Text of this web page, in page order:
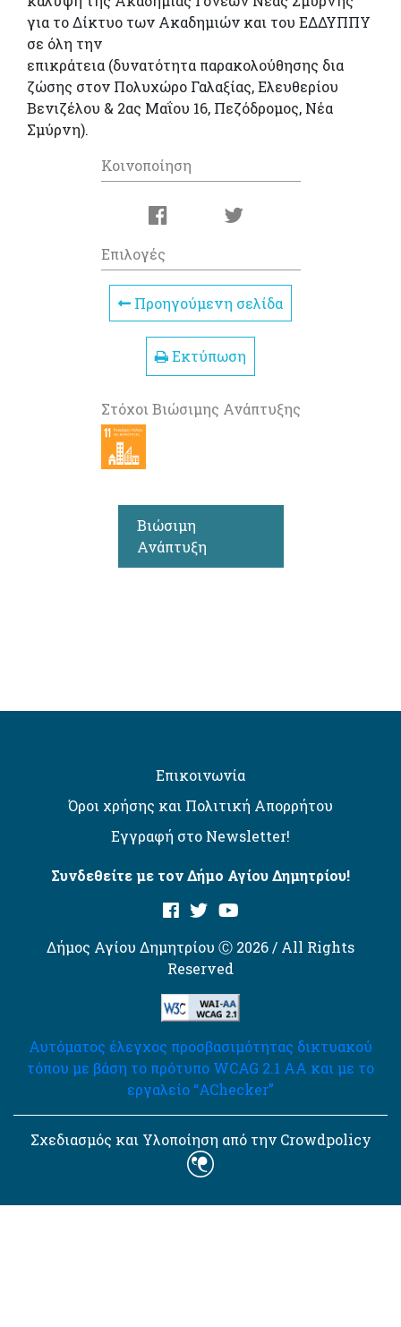
για το Δίκτυο των Ακαδημιών και του ΕΔΔΥΠΠΥ
σε όλη την
επικράτεια (δυνατότητα παρακολούθησης δια
ζώσης στον Πολυχώρο Γαλαξίας, Ελευθερίου
Βενιζέλου & 2ας Μαΐου 16, Πεζόδρομος, Νέα
Σμύρνη).
Κοινοποίηση
Επιλογές
Προηγούμενη σελίδα
Εκτύπωση
Στόχοι Βιώσιμης Ανάπτυξης
Βιώσιμη
Ανάπτυξη
Επικοινωνία
Όροι χρήσης και Πολιτική Απορρήτου
Εγγραφή στο Newsletter!
Συνδεθείτε με τον Δήμο Αγίου Δημητρίου!
Δήμος Αγίου Δημητρίου Ⓒ 2026 / All Rights
Reserved
Αυτόματος έλεγχος προσβασιμότητας δικτυακού
τόπου με βάση το πρότυπο WCAG 2.1 AA και με το
εργαλείο “AChecker”
Σχεδιασμός και Υλοποίηση από την Crowdpolicy